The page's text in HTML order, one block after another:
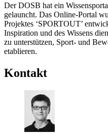
Der DOSB hat ein
gelauncht. Das Online-Portal
Projektes ‘SPORTOUT’
Inspiration und des Wissens
zu unterstützen, Sport- und
etablieren.
Kontakt